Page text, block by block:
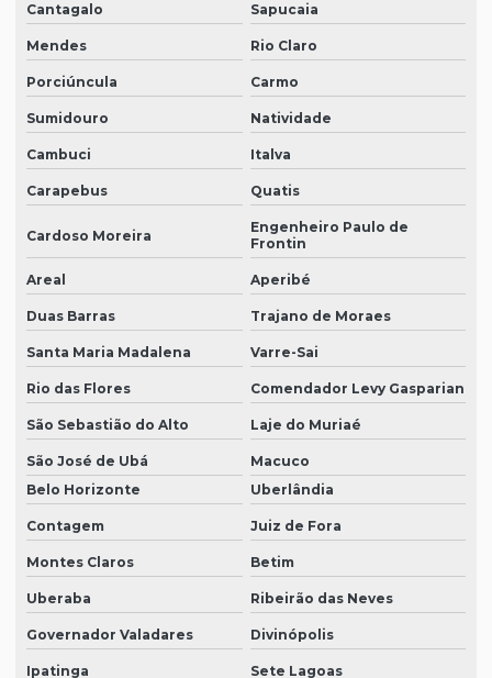
Cantagalo Sapucaia
Mendes Rio Claro
Porciúncula Carmo
Sumidouro Natividade
Cambuci Italva
Carapebus Quatis
Cardoso Moreira
Engenheiro Paulo de
Frontin
Areal Aperibé
Duas Barras Trajano de Moraes
Santa Maria Madalena Varre-Sai
Rio das Flores Comendador Levy Gasparian
São Sebastião do Alto Laje do Muriaé
São José de Ubá
Macuco
Belo Horizonte
Uberlândia
Contagem Juiz de Fora
Montes Claros Betim
Uberaba Ribeirão das Neves
Governador Valadares Divinópolis
Ipatinga Sete Lagoas